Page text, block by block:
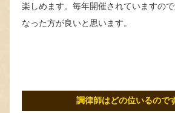
楽しめます。毎年開催されていますの
なった方が良いと思います。
調律師はどの位いるので